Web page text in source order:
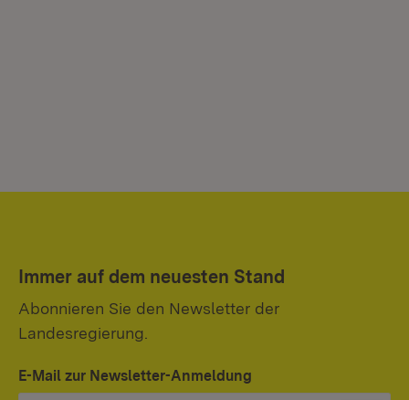
Immer auf dem neuesten Stand
Abonnieren Sie den Newsletter der
Landesregierung.
E-Mail zur Newsletter-Anmeldung